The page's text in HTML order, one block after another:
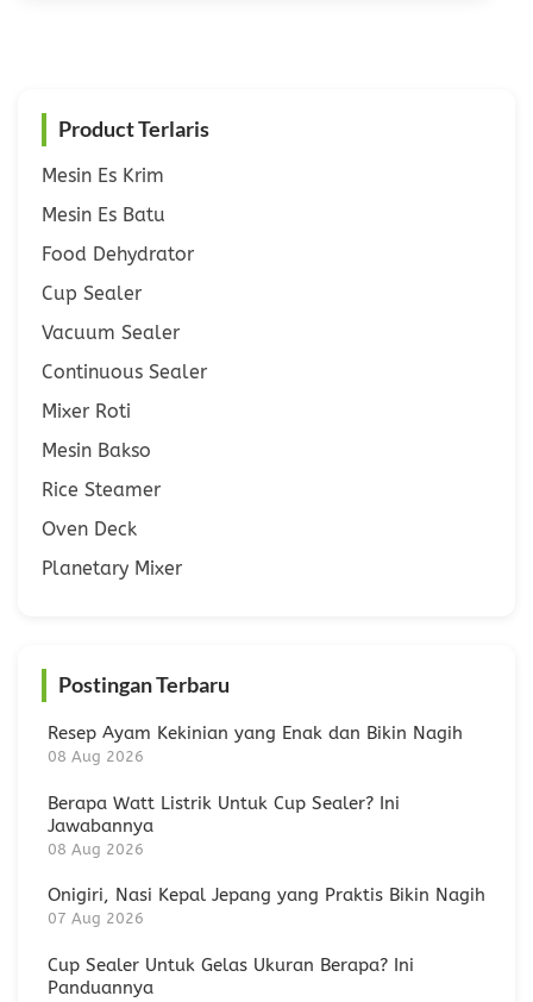
Product Terlaris
Mesin Es Krim
Mesin Es Batu
Food Dehydrator
Cup Sealer
Vacuum Sealer
Continuous Sealer
Mixer Roti
Mesin Bakso
Rice Steamer
Oven Deck
Planetary Mixer
Postingan Terbaru
Resep Ayam Kekinian yang Enak dan Bikin Nagih
08 Aug 2026
Berapa Watt Listrik Untuk Cup Sealer? Ini
Jawabannya
08 Aug 2026
Onigiri, Nasi Kepal Jepang yang Praktis Bikin Nagih
07 Aug 2026
Cup Sealer Untuk Gelas Ukuran Berapa? Ini
Panduannya